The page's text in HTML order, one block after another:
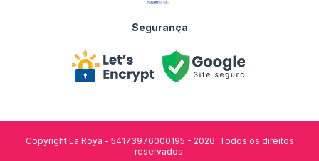
Segurança
Copyright La Roya - 54173976000195 - 2026. Todos os direitos
reservados.